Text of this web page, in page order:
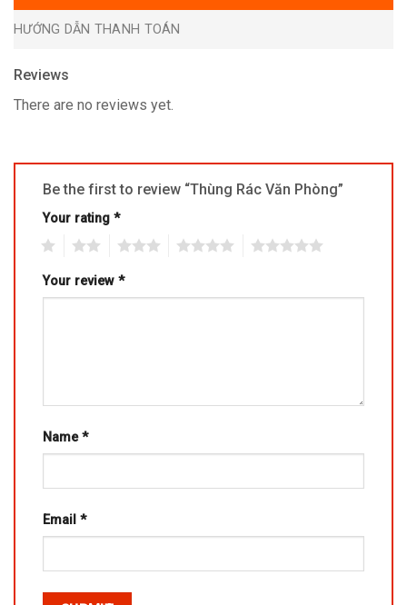
HƯỚNG DẪN THANH TOÁN
Reviews
There are no reviews yet.
Be the first to review “Thùng Rác Văn Phòng”
Your rating *
Your review *
Name*
Email *